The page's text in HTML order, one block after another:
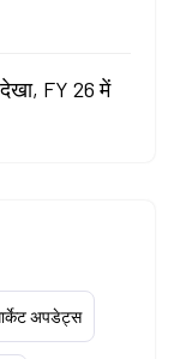
FY 26 में
अपडेट्स